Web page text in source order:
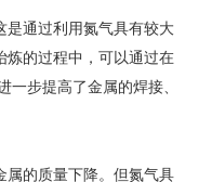
通过利用氮气具有较大
炼的过程中，可以通过在
步提高了金属的焊接、
的质量下降。但氮气具